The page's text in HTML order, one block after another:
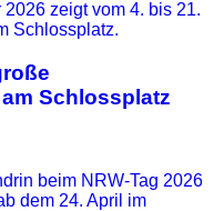
Schlossplatz